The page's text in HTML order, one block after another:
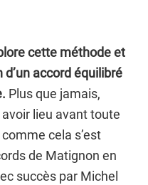
cette méthode et
accord équilibré
Plus que jamais,
avoir lieu avant toute
cela s’est
de Matignon en
succès par Michel